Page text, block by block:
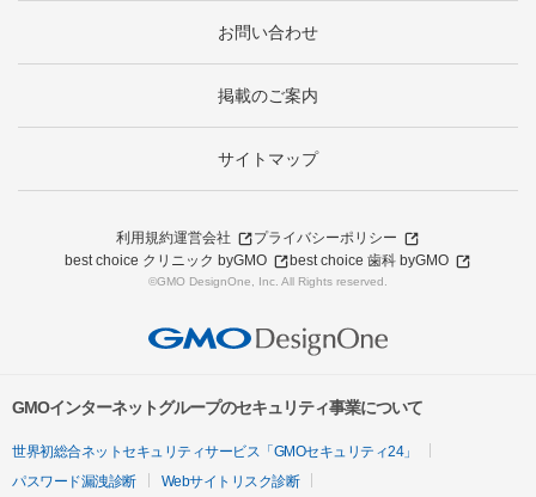
お問い合わせ
掲載のご案内
サイトマップ
利用規約運営会社
プライバシーポリシー
best choice クリニック byGMO
best choice 歯科 byGMO
©GMO DesignOne, Inc. All Rights reserved.
GMOインターネットグループのセキュリティ事業について
世界初総合ネットセキュリティサービス「GMOセキュリティ24」
パスワード漏洩診断
Webサイトリスク診断